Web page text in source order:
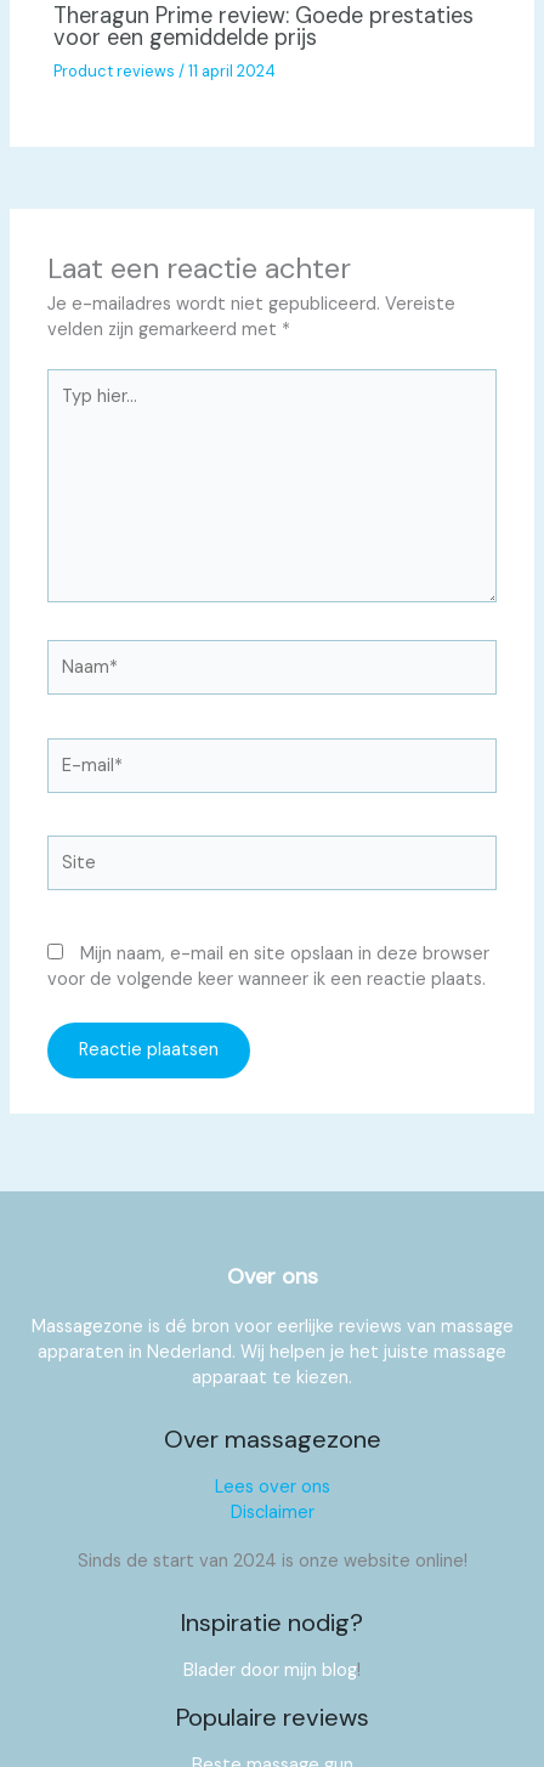
Theragun Prime review: Goede prestaties
voor een gemiddelde prijs
Product reviews /11 april 2024
Laat een reactie achter
Je e-mailadres wordt niet gepubliceerd. Vereiste
velden zijn gemarkeerd met *
hier...
mail*
Mijn naam, e-mail en site opslaan in deze browser
voor de volgende keer wanneer ik een reactie plaats.
Over ons
Massagezone is dé bron voor eerlijke reviews van massage
apparaten in Nederland. Wij helpen je het juiste massage
apparaat te kiezen.
Over massagezone
Lees over ons
Disclaimer
Sinds de start van 2024 is onze website online!
Inspiratie nodig?
Blader door mijn blog!
Populaire reviews